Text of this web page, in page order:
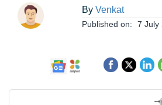
జాతీయం
అంతర్జాతీయం
సినిమా
By Venkat
Published on: 7 July